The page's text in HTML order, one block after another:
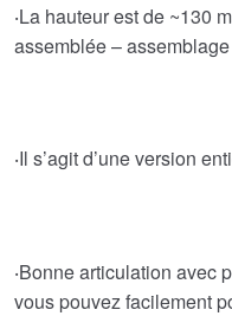
‧La hauteur est de ~130
assemblée –
‧Il s’agit d’une version
‧Bonne articulation avec
vous pouvez facilement